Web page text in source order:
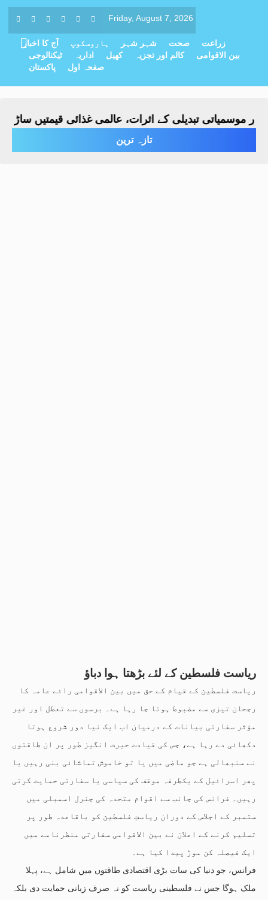
Friday, August 7, 2026
آج کا اخبار ہاروسکوپ شہر شہر صحت
زراعت
ٹیکنالوجی
اداریہ کھیل کالم اور تجزیہ
بین الاقوامی
پاکستان
صفحہ اول
تبدیلی کے اثرات، عالمی غذائی قیمتیں ساڑھے
تازہ ترین
ریاست فلسطین کے لئے بڑھتا ہوا دباؤ
ریاست فلسطین کے قیام کے حق میں بین الاقوامی رائے عامہ کا
رجحان تیزی سے مضبوط ہوتا جا رہا ہے۔ برسوں سے تعطل اور غیر
مؤثر سفارتی بیانات کے درمیان اب ایک نیا دور شروع ہوتا
دکھائی دے رہا ہے، جس کی قیادت حیرت انگیز طور پر ان طاقتوں
نے سنبھالی ہے جو ماضی میں یا تو خاموش تماشائی بنی رہیں یا
پھر اسرائیل کے یکطرفہ موقف کی سیاسی یا سفارتی حمایت کرتی
رہیں۔ فرانس کی جانب سے اقوام متحدہ کی جنرل اسمبلی میں
ستمبر کے اجلاس کے دوران ریاستِ فلسطین کو باقاعدہ طور پر
تسلیم کرنے کے اعلان نے بین الاقوامی سفارتی منظرنامے میں
ایک فیصلہ کن موڑ پیدا کیا ہے۔
فرانس، جو دنیا کی سات بڑی اقتصادی طاقتوں میں شامل ہے، پہلا
ملک ہوگا جس نے فلسطینی ریاست کو نہ صرف زبانی حمایت دی بلکہ